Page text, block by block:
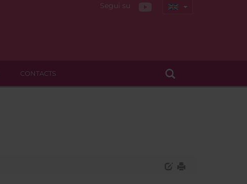
Segui su
CONTACTS